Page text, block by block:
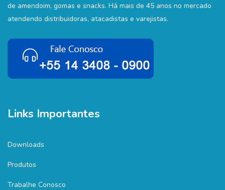
de amendoim, gomas e snacks. Há mais de 45 anos no mercado
atendendo distribuidoras, atacadistas e varejistas.
Links Importantes
Downloads
Produtos
Trabalhe Conosco